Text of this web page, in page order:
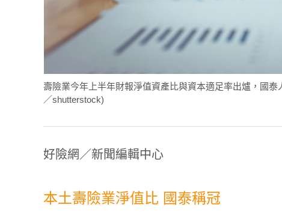
壽險業今年上半年財報淨值資產比與資本適足率出爐，國
／shutterstock)
好險網／新聞編輯中心
本土壽險業淨值比 國泰稱冠